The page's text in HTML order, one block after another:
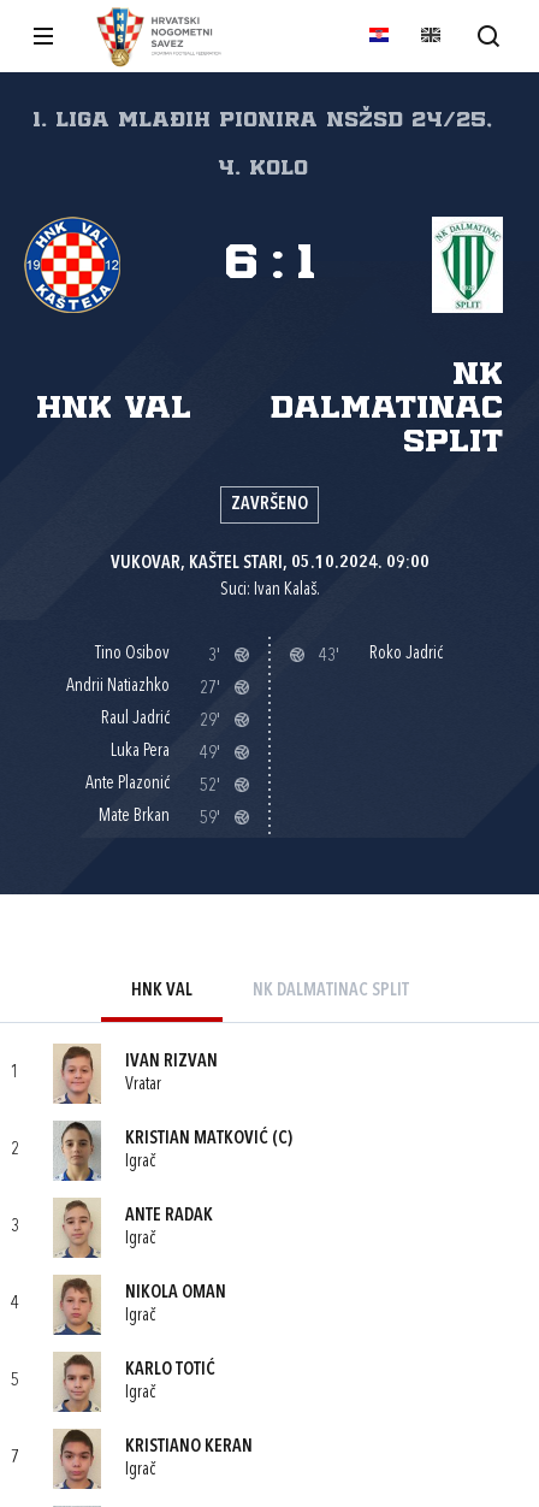
1. liga mlađih pionira NSŽSD 24/25,
4. kolo
HNK Val
NK
Dalmatinac
Split
6 : 1
ZAVRŠENO
VUKOVAR, KAŠTEL STARI, 05.10.2024. 09:00
Suci: Ivan Kalaš.
Tino Osibov
3'
Andrii Natiazhko
27'
Raul Jadrić
29'
Luka Pera
49'
Ante Plazonić
52'
Mate Brkan
59'
43' Roko Jadrić
HNK VAL NK DALMATINAC SPLIT
1
IVAN RIZVAN
Vratar
2
KRISTIAN MATKOVIĆ (C)
Igrač
3
ANTE RADAK
Igrač
4
NIKOLA OMAN
Igrač
5
KARLO TOTIĆ
Igrač
7
KRISTIANO KERAN
Igrač